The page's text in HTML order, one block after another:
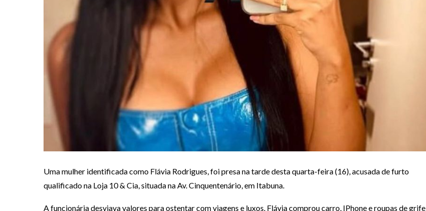
Uma mulher identificada como Flávia Rodrigues, foi presa na tarde desta quarta-feira (16), acusada de furto
qualificado na Loja 10 & Cia, situada na Av. Cinquentenário, em Itabuna.
A funcionária desviava valores para ostentar com viagens e luxos. Flávia comprou carro, IPhone e roupas de grife